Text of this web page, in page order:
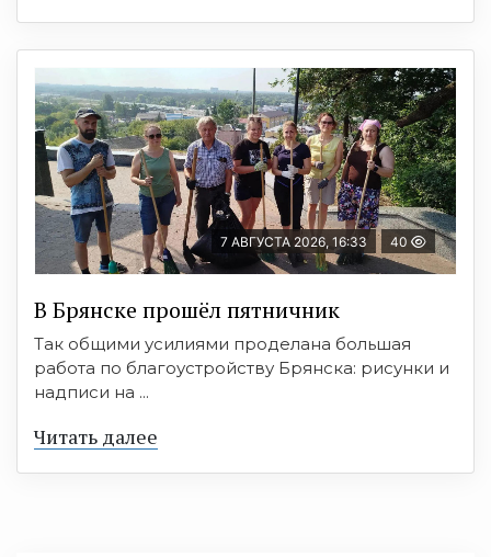
7 АВГУСТА 2026, 16:33 40
В Брянске прошёл пятничник
Так общими усилиями проделана большая
работа по благоустройству Брянска: рисунки и
надписи на ...
Читать далее